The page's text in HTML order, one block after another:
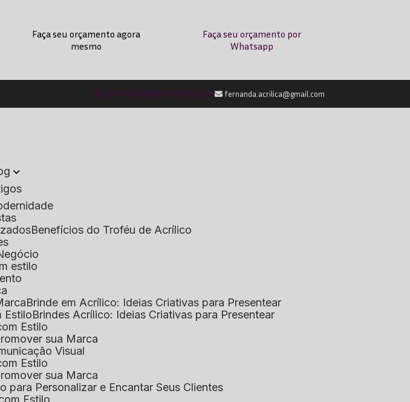
Faça seu orçamento agora
mesmo
Faça seu orçamento por
Whatsapp
(11) 2236-2238 (11) 9759-0042 fernanda.acrilica@gmail.com
Benefícios do Troféu de Acrílico
estilo
Brinde em Acrílico: Ideias Criativas para Presentear
Estilo
Brindes Acrílico: Ideias Criativas para Presentear
Estilo
sua Marca
Visual
Estilo
sua Marca
para Personalizar e Encantar Seus Clientes
Estilo